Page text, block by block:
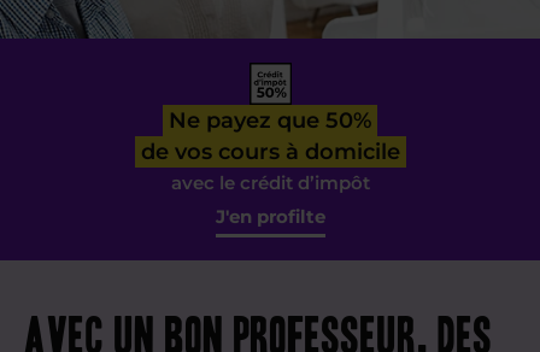
Ne payez que 50%
de vos cours à domicile
avec le crédit d’impôt
J'en profilte
Avec un bon professeur, des